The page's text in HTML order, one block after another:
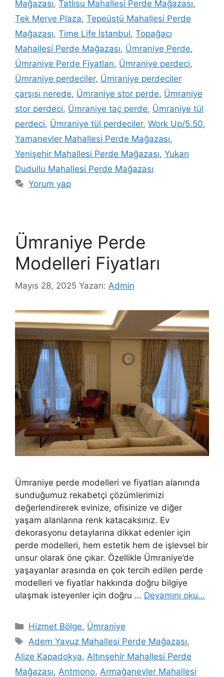
Mağazası, Tatlısu Mahallesi Perde Mağazası,
Tek Merve Plaza, Tepeüstü Mahallesi Perde
Mağazası, Time Life İstanbul, Topağacı
Mahallesi Perde Mağazası, Ümraniye Perde,
Ümraniye Perde Fiyatları, Ümraniye perdeci,
Ümraniye perdeciler, Ümraniye perdeciler
çarşısı nerede, Ümraniye stor perde, Ümraniye
stor perdeci, Ümraniye taç perde, Ümraniye tül
perdeci, Ümraniye tül perdeciler, Work Up/5.50,
Yamanevler Mahallesi Perde Mağazası,
Yenişehir Mahallesi Perde Mağazası, Yukarı
Dudullu Mahallesi Perde Mağazası
Yorum yap
Ümraniye Perde
Modelleri Fiyatları
Mayıs 28, 2025 Yazarı: Admin
Ümraniye perde modelleri ve fiyatları alanında
sunduğumuz rekabetçi çözümlerimizi
değerlendirerek evinize, ofisinize ve diğer
yaşam alanlarına renk katacaksınız. Ev
dekorasyonu detaylarına dikkat edenler için
perde modelleri, hem estetik hem de işlevsel bir
unsur olarak öne çıkar. Özellikle Ümraniye’de
yaşayanlar arasında en çok tercih edilen perde
modelleri ve fiyatlar hakkında doğru bilgiye
ulaşmak isteyenler için doğru … Devamını oku…
Hizmet Bölge, Ümraniye
Adem Yavuz Mahallesi Perde Mağazası,
Alize Kapadokya, Altınşehir Mahallesi Perde
Mağazası, Antmono, Armağanevler Mahallesi